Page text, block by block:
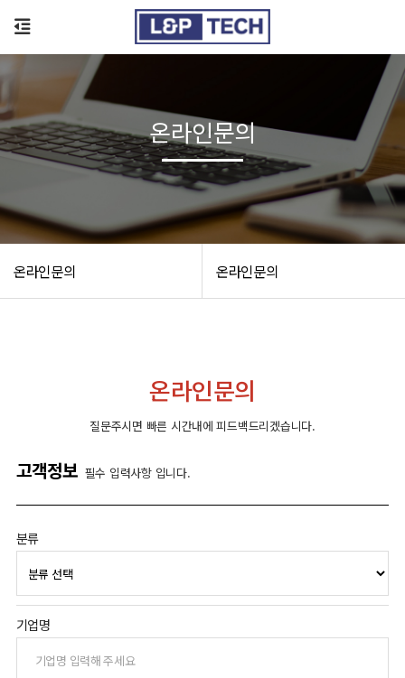
온라인문의 온라인문의
온라인문의
온라인문의
질문주시면 빠른 시간내에 피드백드리겠습니다.
고객정보 필수 입력사항 입니다.
분류
기업명